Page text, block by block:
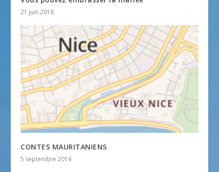
21 juin 2018
CONTES MAURITANIENS
5 septembre 2014